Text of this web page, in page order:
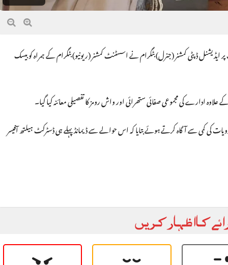
ڈپٹی کمشنر (جنرل) بٹگرام نے اسسٹنٹ کمشنر (ریونیو) بٹگرام کے ہمراہ کو بیسک
ادارے کی مجموعی صفائی ستھرائی اور واش رومز کا تفصیلی معائنہ کیا گیا۔
کی کمی سے آگاہ کرتے ہوئے بتایا کہ اس حوالے سے ڈیمانڈ پہلے ہی ڈسٹرکٹ ہیلتھ آفیسر
کا اظہار کریں